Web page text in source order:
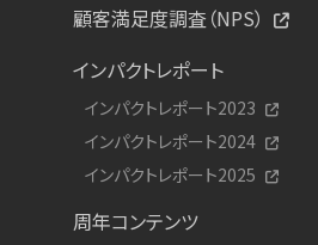
顧客満足度調査（NPS）
インパクトレポート
インパクトレポート2023
インパクトレポート2024
インパクトレポート2025
周年コンテンツ